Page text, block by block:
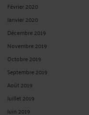
Février 2020
Janvier 2020
Décembre 2019
Novembre 2019
Octobre 2019
Septembre 2019
Août 2019
Juillet 2019
Juin 2019